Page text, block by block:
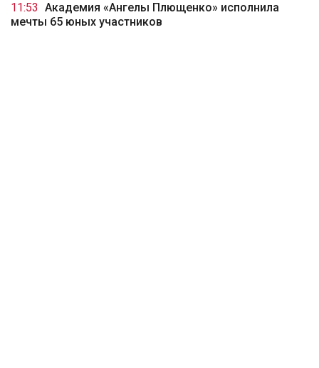
11:53 Академия «Ангелы Плющенко» исполнила
мечты 65 юных участников